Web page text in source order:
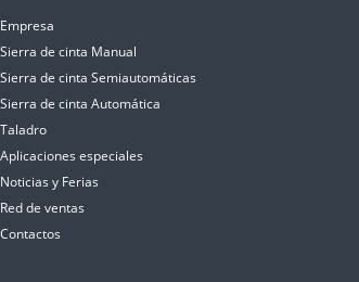
Empresa
Sierra de cinta Manual
Sierra de cinta Semiautomáticas
Sierra de cinta Automática
Taladro
Aplicaciones especiales
Noticias y Ferias
Red de ventas
Contactos